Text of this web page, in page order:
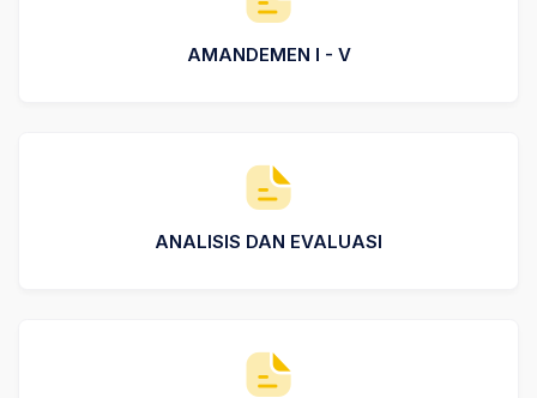
AMANDEMEN I - V
ANALISIS DAN EVALUASI